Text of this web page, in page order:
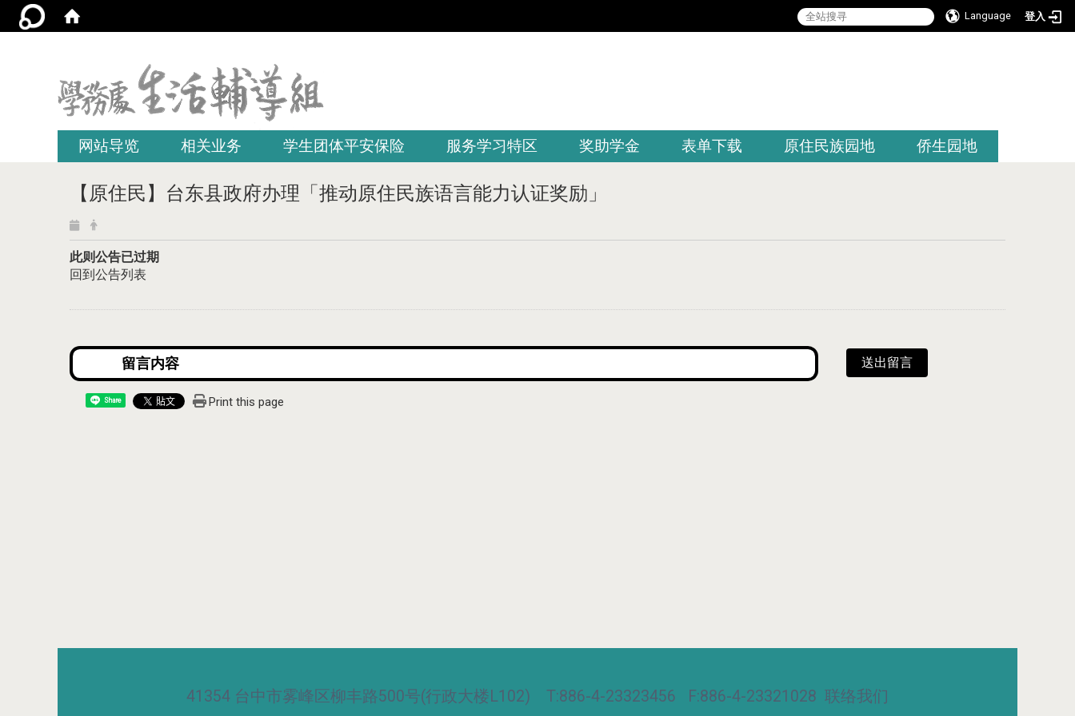
Language 登入
网站导览 相关业务 学生团体平安保险 服务学习特区 奖助学金 表单下载 原住民族园地 侨生园地
【原住民】台东县政府办理「推动原住民族语言能力认证奖励」
此则公告已过期
回到公告列表
送出留言
Share Print this page
41354 台中市雾峰区柳丰路500号(行政大楼L102) T:886-4-23323456 F:886-4-23321028 联络我们